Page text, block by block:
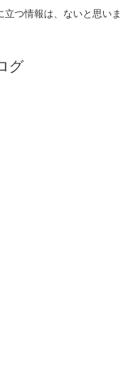
つ情報は、ないと思いま